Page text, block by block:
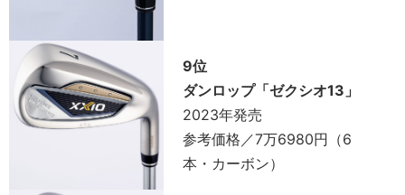
9位
ダンロップ「ゼクシオ13」
2023年発売
参考価格／7万6980円（6
本・カーボン）